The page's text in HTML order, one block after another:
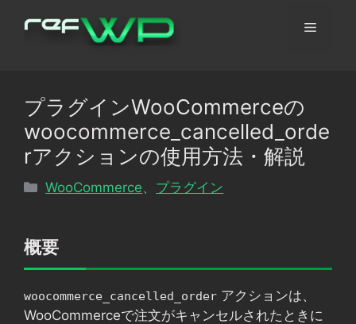
メ
ュ
プラグインWooCommerceの
woocommerce_cancelled_orde
rアクションの使用方法・解説
カ
リ
WooCommerce プラグイン
概要
woocommerce_cancelled_order アクションは、
WooCommerceで注文がキャンセルされたときに